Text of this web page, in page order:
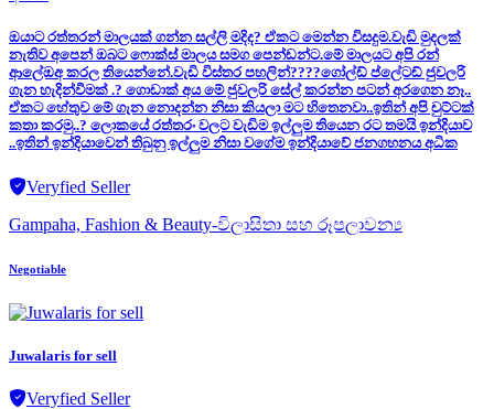
ඔයාට රත්තරන් මාලයක් ගන්න සල්ලි මදිද? ඒකට මෙන්න විසදුම.වැඩි මුදලක්
නැතිව අපෙන් ඔබට ෆොක්ස් මාලය සමග පෙන්ඩන්ට.මේ මාලයට අපි රන්
ආලේඔඅ කරල තියෙන්නේ.වැඩි විස්තර පහලින්????ගෝල්ඩ් ප්ලේටඩ් ජුවලරි
ගැන හැදින්වීමක් .? ගොඩාක් අය මේ ජුවලරි සේල් කරන්න පටන් අරගෙන නෑ..
ඒකට හේතුව මේ ගැන නොදන්න නිසා කියලා මට හිතෙනවා..ඉතින් අපි චුට්ටක්
කතා කරමු..? ලොකයේ රත්තරං වලට වැඩිම ඉල්ලුම තියෙන රට තමයි ඉන්දියාව
..ඉතින් ඉන්දියාවෙන් තිබුනු ඉල්ලුම නිසා වගේම ඉන්දියාවේ ජනගහනය අධික
Veryfied Seller
Gampaha, Fashion & Beauty-විලාසිතා සහ රූපලාවන්‍ය
Negotiable
Juwalaris for sell
Veryfied Seller